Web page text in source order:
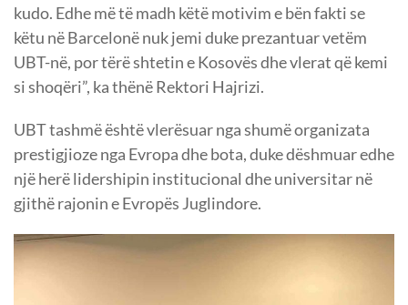
kudo. Edhe më të madh këtë motivim e bën fakti se
këtu në Barcelonë nuk jemi duke prezantuar vetëm
UBT-në, por tërë shtetin e Kosovës dhe vlerat që kemi
si shoqëri”, ka thënë Rektori Hajrizi.
UBT tashmë është vlerësuar nga shumë organizata
prestigjioze nga Evropa dhe bota, duke dëshmuar edhe
një herë lidershipin institucional dhe universitar në
gjithë rajonin e Evropës Juglindore.